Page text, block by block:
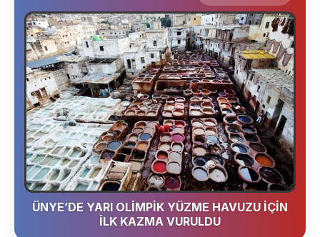
ÜNYE’DE YARI OLİMPİK YÜZME HAVUZU İÇİN
İLK KAZMA VURULDU